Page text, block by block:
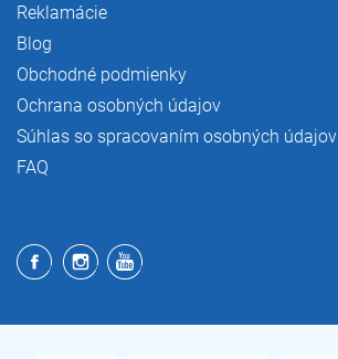
Reklamácie
Blog
Obchodné podmienky
Ochrana osobných údajov
Súhlas so spracovaním osobných údajov
FAQ